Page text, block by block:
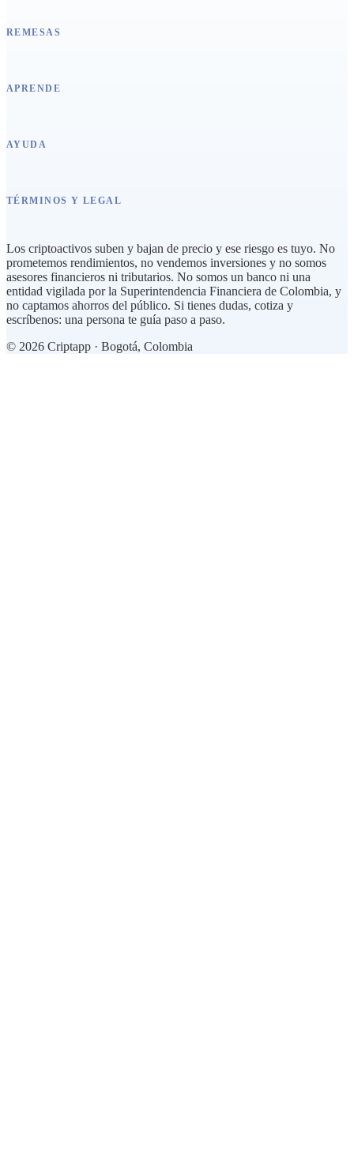
REMESAS
APRENDE
AYUDA
TÉRMINOS Y LEGAL
Los criptoactivos suben y bajan de precio y ese riesgo es tuyo. No
prometemos rendimientos, no vendemos inversiones y no somos
asesores financieros ni tributarios. No somos un banco ni una
entidad vigilada por la Superintendencia Financiera de Colombia, y
no captamos ahorros del público. Si tienes dudas, cotiza y
escríbenos: una persona te guía paso a paso.
© 2026 Criptapp · Bogotá, Colombia